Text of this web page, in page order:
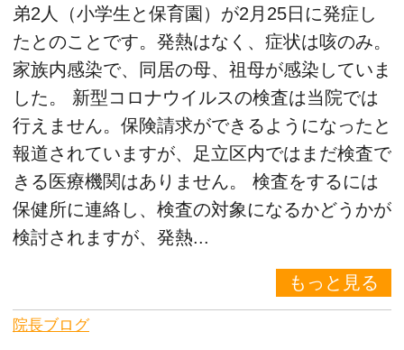
弟2人（小学生と保育園）が2月25日に発症し
たとのことです。発熱はなく、症状は咳のみ。
家族内感染で、同居の母、祖母が感染していま
した。 新型コロナウイルスの検査は当院では
行えません。保険請求ができるようになったと
報道されていますが、足立区内ではまだ検査で
きる医療機関はありません。 検査をするには
保健所に連絡し、検査の対象になるかどうかが
検討されますが、発熱...
もっと見る
院長ブログ